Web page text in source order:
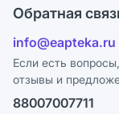
Блог
Поставщики
Лицензия
Реклама на сайте
Ваши товары на
Программа
Политика
Обратная
info@eapteka.ru
Если есть вопросы,
отзывы и
88007007711